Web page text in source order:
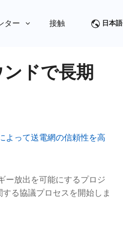
ター 接触 日本語
ドで長期
よって送電網の信頼性を高
ー放出を可能にするプロジ
る協議プロセスを開始しま